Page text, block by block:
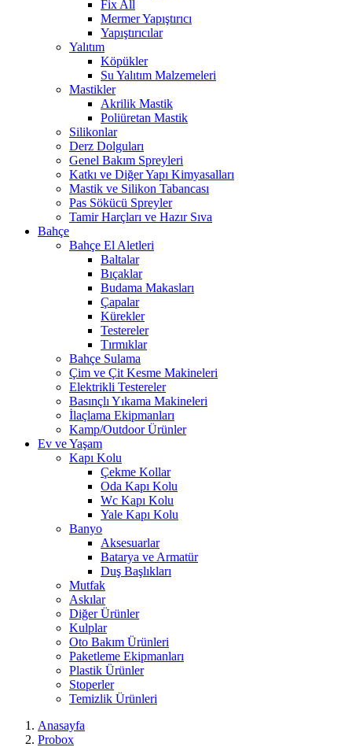
Fix All
Mermer Yapıştırıcı
Yapıştırıcılar
Yalıtım
Köpükler
Su Yalıtım Malzemeleri
Mastikler
Akrilik Mastik
Poliüretan Mastik
Silikonlar
Derz Dolguları
Genel Bakım Spreyleri
Katkı ve Diğer Yapı Kimyasalları
Mastik ve Silikon Tabancası
Pas Sökücü Spreyler
Tamir Harçları ve Hazır Sıva
Bahçe
Bahçe El Aletleri
Baltalar
Bıçaklar
Budama Makasları
Çapalar
Kürekler
Testereler
Tırmıklar
Bahçe Sulama
Çim ve Çit Kesme Makineleri
Elektrikli Testereler
Basınçlı Yıkama Makineleri
İlaçlama Ekipmanları
Kamp/Outdoor Ürünler
Ev ve Yaşam
Kapı Kolu
Çekme Kollar
Oda Kapı Kolu
Wc Kapı Kolu
Yale Kapı Kolu
Banyo
Aksesuarlar
Batarya ve Armatür
Duş Başlıkları
Mutfak
Askılar
Diğer Ürünler
Kulplar
Oto Bakım Ürünleri
Paketleme Ekipmanları
Plastik Ürünler
Stoperler
Temizlik Ürünleri
Anasayfa
Probox